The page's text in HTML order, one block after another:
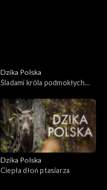
Dzika Polska
Śladami króla podmokłych
Dzika Polska
Ciepła dłoń ptasiarza